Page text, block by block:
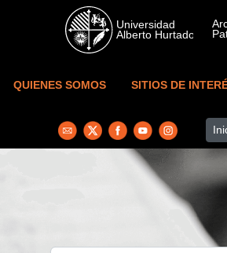
Skip to main content
QUIENES SOMOS SITIOS DE